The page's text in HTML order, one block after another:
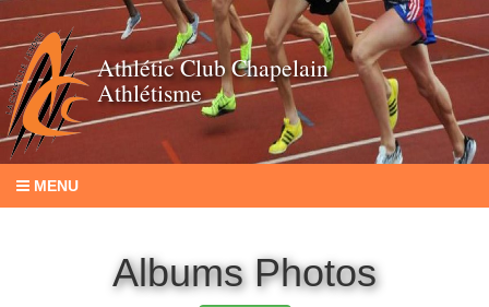
Athlétic Club Chapelain
Athlétisme
MENU
Albums Photos